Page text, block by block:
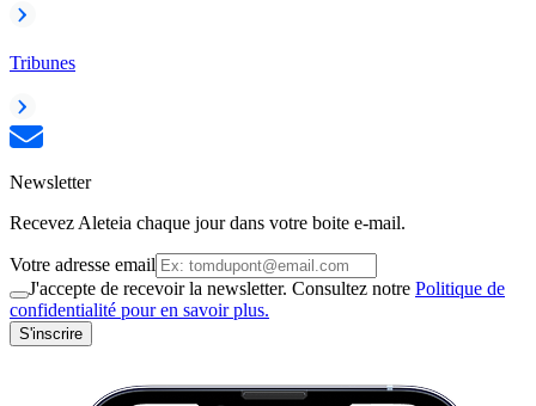
Tribunes
Newsletter
Recevez Aleteia chaque jour dans votre boite e-mail.
Votre adresse email
J'accepte de recevoir la newsletter. Consultez notre Politique de
confidentialité pour en savoir plus.
S'inscrire